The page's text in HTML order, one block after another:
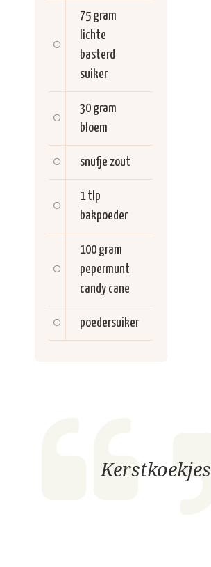
75 gram
lichte
basterd
suiker
30 gram
bloem
snufje zout
1 tlp
bakpoeder
100 gram
pepermunt
candy cane
poedersuiker
Kerstkoekjes